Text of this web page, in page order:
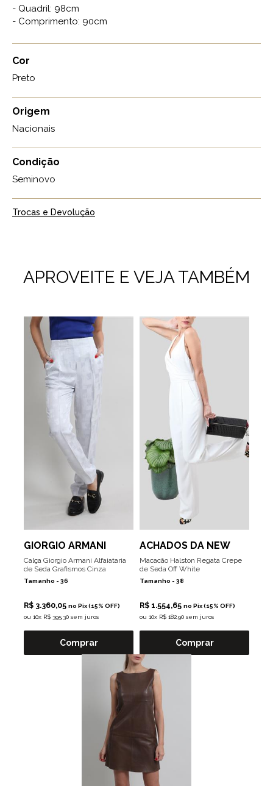
- Quadril: 98cm
- Comprimento: 90cm
Cor
Preto
Origem
Nacionais
Condição
Seminovo
Trocas e Devolução
APROVEITE E VEJA TAMBÉM
GIORGIO ARMANI
Calça Giorgio Armani Alfaiataria
de Seda Grafismos Cinza
Tamanho - 36
R$ 3.360,05 no Pix (15% OFF)
ou 10x R$ 395,30 sem juros
Comprar
ACHADOS DA NEW
Macacão Halston Regata Crepe
de Seda Off White
Tamanho - 38
R$ 1.554,65 no Pix (15% OFF)
ou 10x R$ 182,90 sem juros
Comprar